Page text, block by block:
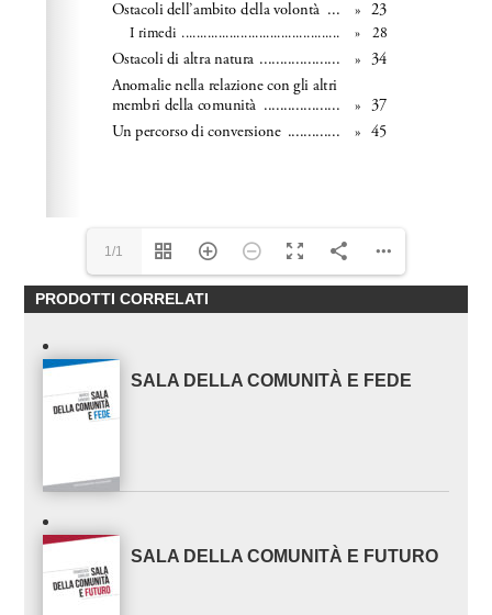
1/1
PRODOTTI CORRELATI
SALA DELLA COMUNITÀ E FEDE
SALA DELLA COMUNITÀ E FUTURO